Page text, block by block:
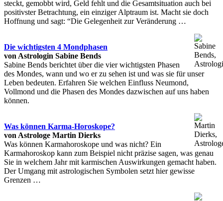
steckt, gemobbt wird, Geld fehlt und die Gesamtsituation auch bei
positivster Betrachtung, ein einziger Alptraum ist. Macht sie doch
Hoffnung und sagt: “Die Gelegenheit zur Veränderung …
Die wichtigsten 4 Mondphasen
von Astrologin Sabine Bends
Sabine Bends berichtet über die vier wichtigsten Phasen
des Mondes, wann und wo er zu sehen ist und was sie für unser
Leben bedeuten. Erfahren Sie welchen Einfluss Neumond,
Vollmond und die Phasen des Mondes dazwischen auf uns haben
können.
Was können Karma-Horoskope?
von Astrologe Martin Dierks
Was können Karmahoroskope und was nicht? Ein
Karmahoroskop kann zum Beispiel nicht präzise sagen, was genau
Sie in welchem Jahr mit karmischen Auswirkungen gemacht haben.
Der Umgang mit astrologischen Symbolen setzt hier gewisse
Grenzen …